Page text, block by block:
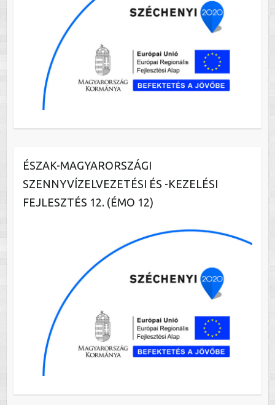
ÉSZAK-MAGYARORSZÁGI
SZENNYVÍZELVEZETÉSI ÉS -KEZELÉSI
FEJLESZTÉS 12. (ÉMO 12)